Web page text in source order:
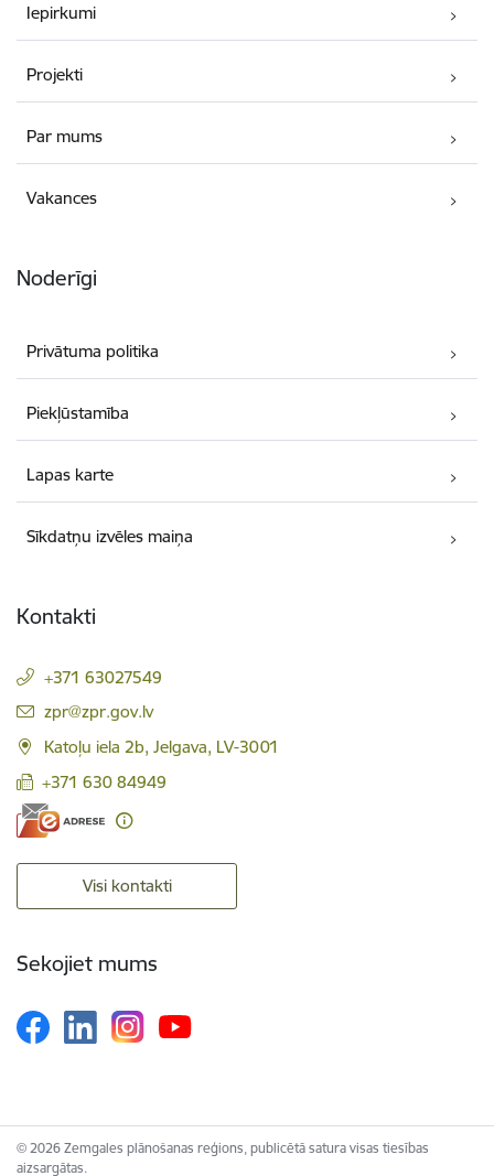
Iepirkumi
Projekti
Par mums
Vakances
Noderīgi
Privātuma politika
Piekļūstamība
Lapas karte
Sīkdatņu izvēles maiņa
Kontakti
+371 63027549
E-pasts:
zpr@zpr.gov.lv
Katoļu iela 2b, Jelgava, LV-3001
+371 630 84949
Visi kontakti
Sekojiet mums
© 2026 Zemgales plānošanas reģions, publicētā satura visas tiesības
aizsargātas.